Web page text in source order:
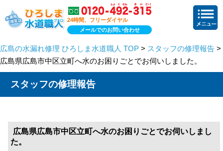
24時間、フリーダイヤル
メールでのお問い合わせ
広島の水漏れ修理 ひろしま水道職人 TOP > スタッフの修理報告 >
広島県広島市中区立町へ水のお困りごとでお伺いしました。
スタッフの修理報告
広島県広島市中区立町へ水のお困りごとでお伺いしまし
た。